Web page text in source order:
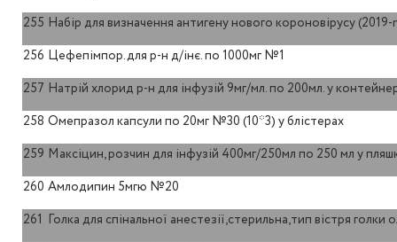
255 Набір для визначення антигену нового короновірусу
256 Цефепімпор.для р-н д/інє. по 1000мг №1
257 Натрій хлорид р-н для інфузій 9мг/мл. по 200мл. у
258 Омепразол капсули по 20мг №30 (10*3) у блістерах
259 Максіцин, розчин для інфузій 400мг/250мл по 250 мл у
260 Амлодипин 5мгю №20
261 Голка для спінальної анестезії,стерильна,тип вістря